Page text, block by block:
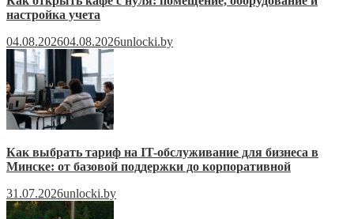
настройка учета
04.08.202604.08.2026unlocki.by
Как выбрать тариф на IT-обслуживание для бизнеса в
Минске: от базовой поддержки до корпоративной
31.07.2026unlocki.by